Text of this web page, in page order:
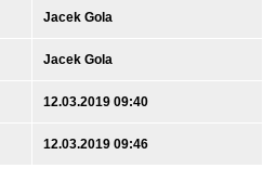
Jacek Gola
Jacek Gola
12.03.2019 09:40
12.03.2019 09:46